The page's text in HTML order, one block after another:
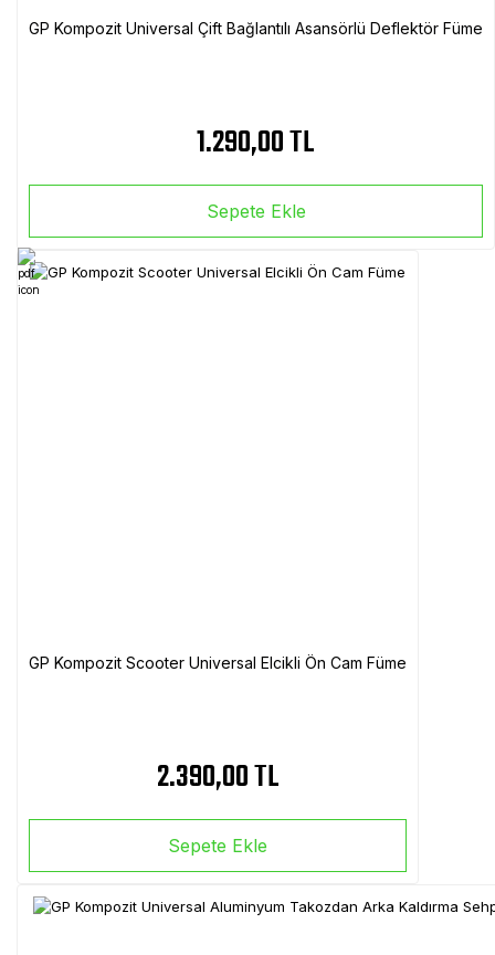
GP Kompozit Universal Çift Bağlantılı Asansörlü Deflektör Füme
1.290,00 TL
Sepete Ekle
GP Kompozit Scooter Universal Elcikli Ön Cam Füme
2.390,00 TL
Sepete Ekle